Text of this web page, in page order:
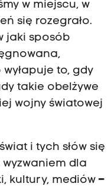
w miejscu, w
się rozegrało.
jaki sposób
to, gdy
takie obelżywe
wojny światowej
i tych słów się
dla
kultury, mediów –